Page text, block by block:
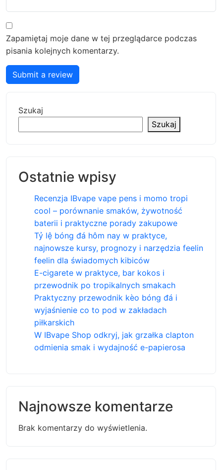
Zapamiętaj moje dane w tej przeglądarce podczas
pisania kolejnych komentarzy.
Submit a review
Szukaj
Szukaj
Ostatnie wpisy
Recenzja IBvape vape pens i momo tropi
cool – porównanie smaków, żywotność
baterii i praktyczne porady zakupowe
Tỷ lệ bóng đá hôm nay w praktyce,
najnowsze kursy, prognozy i narzędzia feelin
feelin dla świadomych kibiców
E-cigarete w praktyce, bar kokos i
przewodnik po tropikalnych smakach
Praktyczny przewodnik kèo bóng đá i
wyjaśnienie co to pod w zakładach
piłkarskich
W IBvape Shop odkryj, jak grzałka clapton
odmienia smak i wydajność e-papierosa
Najnowsze komentarze
Brak komentarzy do wyświetlenia.